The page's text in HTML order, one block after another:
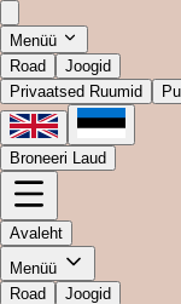
Menüü
Road
Joogid
Privaatsed Ruumid
Broneeri Laud
Avaleht
Menüü
Road
Joogid